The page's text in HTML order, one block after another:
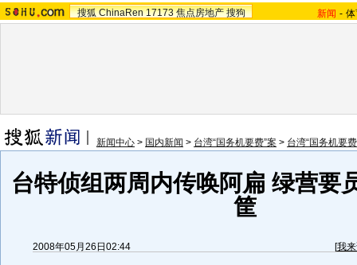
搜狐 ChinaRen 17173 焦点房地产 搜狗 新闻 -
新闻中心 > 国内新闻 > 台湾“国务机要费”案 > 台湾“国务机要
台特侦组两周内传唤阿扁 绿营要
筐
2008年05月26日02:44 [我